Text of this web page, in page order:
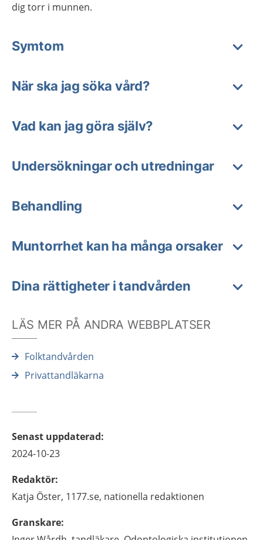
dig torr i munnen.
Symtom
När ska jag söka vård?
Vad kan jag göra själv?
Undersökningar och utredningar
Behandling
Muntorrhet kan ha många orsaker
Dina rättigheter i tandvården
LÄS MER PÅ ANDRA WEBBPLATSER
Folktandvården
Privattandläkarna
Senast uppdaterad:
2024-10-23
Redaktör:
Katja Öster, 1177.se, nationella redaktionen
Granskare: